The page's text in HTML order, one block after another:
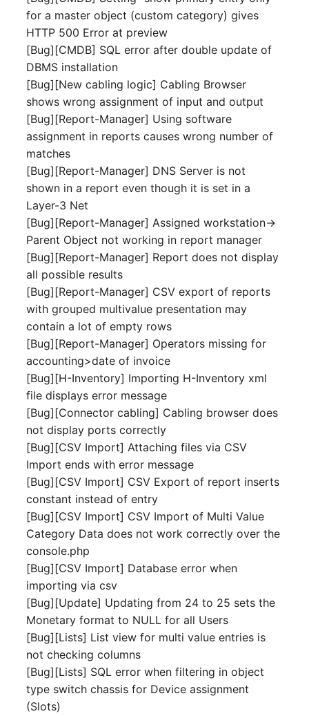
Netzwerkport
Netzwerkverbindungen
Notfallplanzuweisung
Organisation
Personen
Personengruppen
Personengruppen
Raum
Rechenressourcen
Controller
Routing
Räumlich zugeordnete
Objekte
Vertrag
Virtueller Client
Virtueller Host
VoIP-Telefon
VRRP/HSRP Cluster
WAN-Leitung
Wireless Access Point
for a master object (custom category) gives
HTTP 500 Error at preview
[Bug][CMDB] SQL error after double update of
DBMS installation
[Bug][New cabling logic] Cabling Browser
shows wrong assignment of input and output
[Bug][Report-Manager] Using software
assignment in reports causes wrong number of
matches
[Bug][Report-Manager] DNS Server is not
shown in a report even though it is set in a
Layer-3 Net
[Bug][Report-Manager] Assigned workstation->
Parent Object not working in report manager
[Bug][Report-Manager] Report does not display
all possible results
[Bug][Report-Manager] CSV export of reports
with grouped multivalue presentation may
contain a lot of empty rows
[Bug][Report-Manager] Operators missing for
accounting>date of invoice
[Bug][H-Inventory] Importing H-Inventory xml
file displays error message
[Bug][Connector cabling] Cabling browser does
not display ports correctly
[Bug][CSV Import] Attaching files via CSV
Import ends with error message
[Bug][CSV Import] CSV Export of report inserts
constant instead of entry
[Bug][CSV Import] CSV Import of Multi Value
Category Data does not work correctly over the
console.php
[Bug][CSV Import] Database error when
importing via csv
[Bug][Update] Updating from 24 to 25 sets the
Monetary format to NULL for all Users
[Bug][Lists] List view for multi value entries is
not checking columns
[Bug][Lists] SQL error when filtering in object
type switch chassis for Device assignment
(Slots)